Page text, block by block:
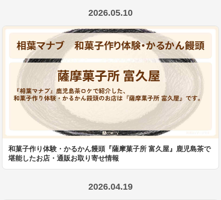
2026.05.10
和菓子作り体験・かるかん饅頭『薩摩菓子所 富久屋』鹿児島茶で
堪能したお店・通販お取り寄せ情報
2026.04.19